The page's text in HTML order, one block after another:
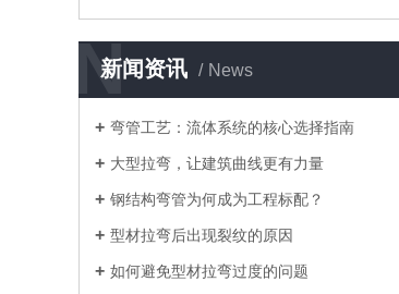
新闻资讯 News
N
弯管工艺：流体系统的核心选择指南
大型拉弯，让建筑曲线更有力量
钢结构弯管为何成为工程标配？
型材拉弯后出现裂纹的原因
如何避免型材拉弯过度的问题